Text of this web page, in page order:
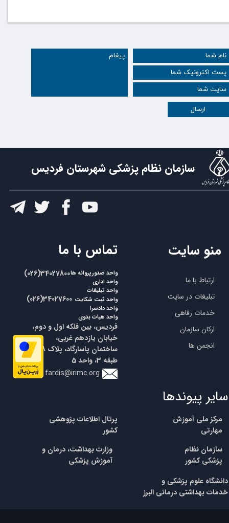
ارسال
سازمان نظام پزشکی شهرستان فردیس
ارتباط با ما
تبلیغات در سایت
خدمات رفاهی
ارکان سازمان
انجمن ها
منو سایت ​تماس با ما
​​(026)34027800
fardis@irimc.org
​​(026)34027600
واحد صدورپروانه ها
واحد اداری
واحد تبلیغات
واحد ثبت شکایت
واحد دادسرا
واحد هیات بدوی
فردیس، بین فلکه اول و دوم،
خیابان یازدهم غربی،
طبقه 3، واحد 5
سایر پیوندها
پرتال اطلاعات پژوهشی
کشور
مرکز ملی آموزش
مهارتی
​سازمان نظام
پزشکیکشور
وزارت بهداشت، درمان و
آموزش پزشکی
​​دانشگاه علوم پزشکی و
خدمات بهداشتی درمانی البرز